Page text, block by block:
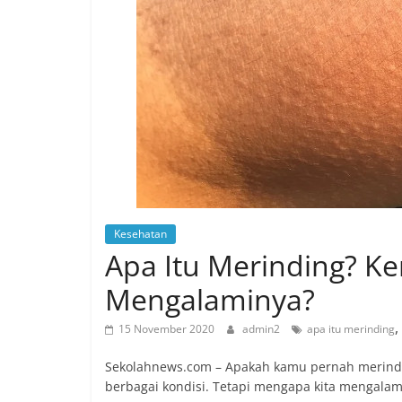
Kesehatan
Apa Itu Merinding?
Mengalaminya?
15 November 2020 admin2 apa itu merinding,
Sekolahnews.com – Apakah kamu pernah
berbagai kondisi. Tetapi mengapa kita